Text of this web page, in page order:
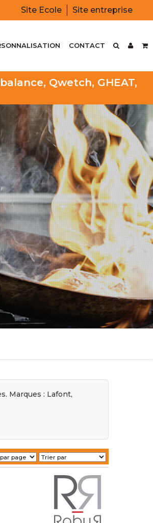
Site Ecole Site entreprise
CONTACT
Qwetch, GHEAT,
Marques : Lafont,